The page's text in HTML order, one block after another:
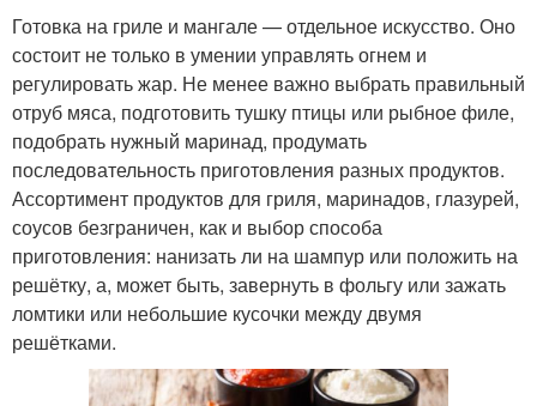
Готовка на гриле и мангале — отдельное искусство. Оно
состоит не только в умении управлять огнем и
регулировать жар. Не менее важно выбрать правильный
отруб мяса, подготовить тушку птицы или рыбное филе,
подобрать нужный маринад, продумать
последовательность приготовления разных продуктов.
Ассортимент продуктов для гриля, маринадов, глазурей,
соусов безграничен, как и выбор способа
приготовления: нанизать ли на шампур или положить на
решётку, а, может быть, завернуть в фольгу или зажать
ломтики или небольшие кусочки между двумя
решётками.